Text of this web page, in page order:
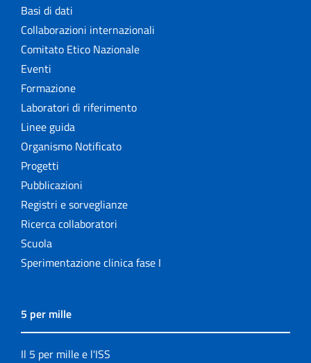
Basi di dati
Collaborazioni internazionali
Comitato Etico Nazionale
Eventi
Formazione
Laboratori di riferimento
Linee guida
Organismo Notificato
Progetti
Pubblicazioni
Registri e sorveglianze
Ricerca collaboratori
Scuola
Sperimentazione clinica fase I
5 per mille
Il 5 per mille e l'ISS